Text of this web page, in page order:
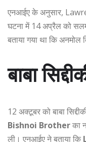
एनआईए के अनुसार,
घटना में 14 अप्रैल को
बताया गया था कि अनमोल
बाबा
12 अक्टूबर को बाबा
Bishnoi Brotherका
ली। एनआईए ने बताया कि